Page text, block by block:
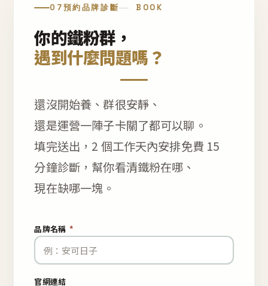
07預約品牌診斷 BOOK
你的鐵粉群，
遇到什麼問題嗎？
還沒開始養、群很安靜、
還是運營一陣子卡關了都可以聊。
填完送出，2 個工作天內安排免費 15
分鐘診斷，幫你看清鐵粉在哪、
現在缺哪一塊。
品牌名稱 *
官網連結